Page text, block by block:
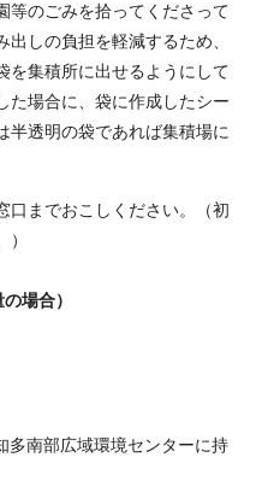
等のごみを拾ってくださって
しの負担を軽減するため、
を集積所に出せるようにして
た場合に、袋に作成したシー
半透明の袋であれば集積場に
口までおこしください。（初
場合）
多南部広域環境センターに持